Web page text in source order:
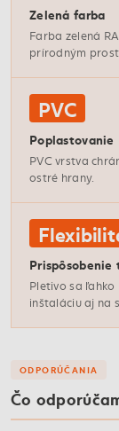
Zelená farba
Farba zelená
prírodným
PVC
Poplastovanie
PVC vrstva
ostré hrany.
Prispôsobenie
Pletivo sa
inštaláciu aj na
ODPORÚČANIA
Čo